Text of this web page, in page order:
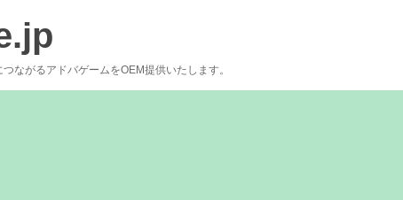
ながるアドバゲームをOEM提供いたします。